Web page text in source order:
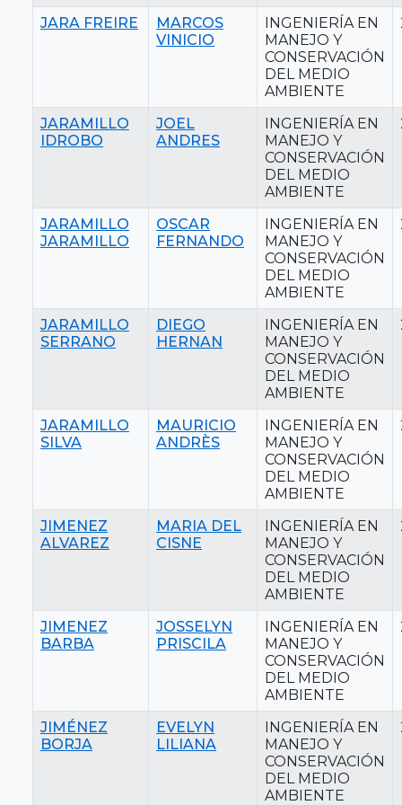
JARA FREIRE
MARCOS
VINICIO
INGENIERÍA EN
MANEJO Y
CONSERVACIÓN
DEL MEDIO
AMBIENTE
JARAMILLO
IDROBO
JOEL
ANDRES
INGENIERÍA EN
MANEJO Y
CONSERVACIÓN
DEL MEDIO
AMBIENTE
JARAMILLO
JARAMILLO
OSCAR
FERNANDO
INGENIERÍA EN
MANEJO Y
CONSERVACIÓN
DEL MEDIO
AMBIENTE
JARAMILLO
SERRANO
DIEGO
HERNAN
INGENIERÍA EN
MANEJO Y
CONSERVACIÓN
DEL MEDIO
AMBIENTE
JARAMILLO
SILVA
MAURICIO
ANDRÈS
INGENIERÍA EN
MANEJO Y
CONSERVACIÓN
DEL MEDIO
AMBIENTE
JIMENEZ
ALVAREZ
MARIA DEL
CISNE
INGENIERÍA EN
MANEJO Y
CONSERVACIÓN
DEL MEDIO
AMBIENTE
JIMENEZ
BARBA
JOSSELYN
PRISCILA
INGENIERÍA EN
MANEJO Y
CONSERVACIÓN
DEL MEDIO
AMBIENTE
JIMÉNEZ
BORJA
EVELYN
LILIANA
INGENIERÍA EN
MANEJO Y
CONSERVACIÓN
DEL MEDIO
AMBIENTE